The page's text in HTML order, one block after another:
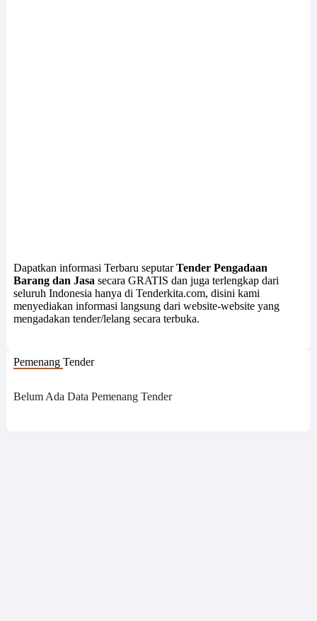
Dapatkan informasi Terbaru seputarTender Pengadaan
Barang dan Jasa secara GRATIS dan juga terlengkap dari
seluruh Indonesia hanya di Tenderkita.com, disini kami
menyediakan informasi langsung dari website-website yang
mengadakan tender/lelang secara terbuka.
Pemenang Tender
Belum Ada Data Pemenang Tender